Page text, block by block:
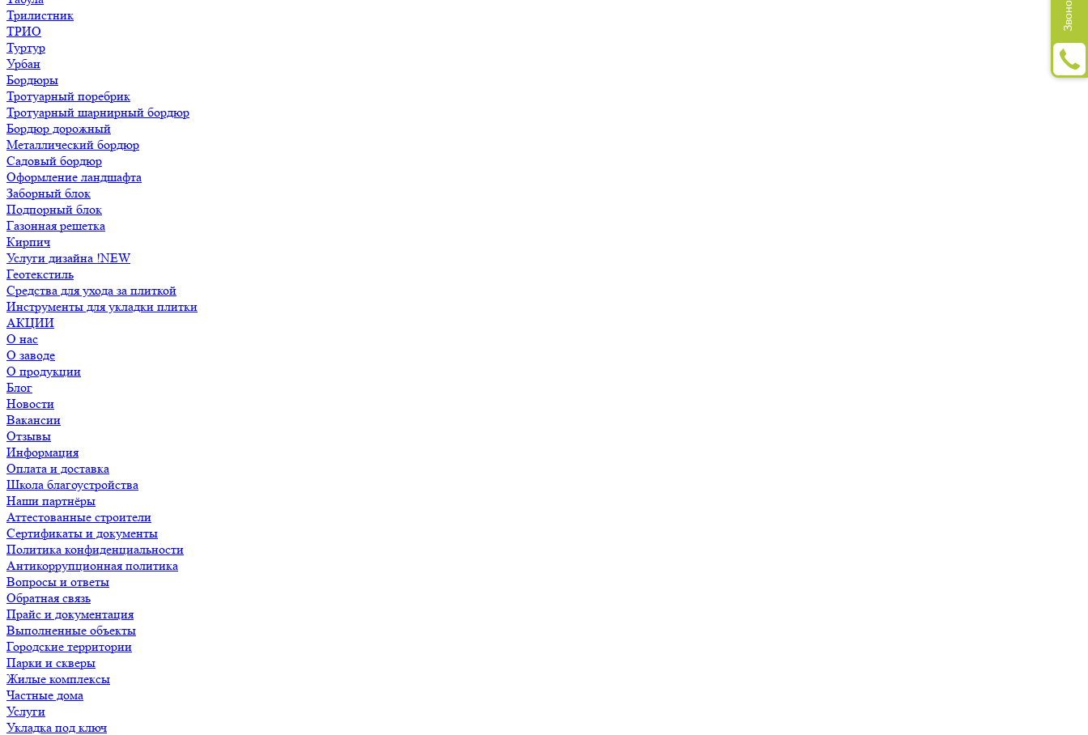
Трилистник
ТРИО
Туртур
Урбан
Бордюры
Тротуарный поребрик
Тротуарный шарнирный бордюр
Бордюр дорожный
Металлический бордюр
Садовый бордюр
Оформление ландшафта
Заборный блок
Подпорный блок
Газонная решетка
Кирпич
Услуги дизайна !NEW
Геотекстиль
Средства для ухода за плиткой
Инструменты для укладки плитки
АКЦИИ
О нас
О заводе
О продукции
Блог
Новости
Вакансии
Отзывы
Информация
Оплата и доставка
Школа благоустройства
Наши партнёры
Аттестованные строители
Сертификаты и документы
Политика конфиденциальности
Антикоррупционная политика
Вопросы и ответы
Обратная связь
Прайс и документация
Выполненные объекты
Городские территории
Парки и скверы
Жилые комплексы
Частные дома
Услуги
Укладка под ключ